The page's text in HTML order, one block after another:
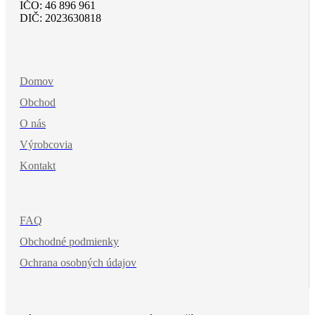
IČO: 46 896 961
DIČ: 2023630818
Domov
Obchod
O nás
Výrobcovia
Kontakt
FAQ
Obchodné podmienky
Ochrana osobných údajov